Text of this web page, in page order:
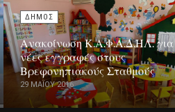
ΔΗΜΟΣ
Ανακοίνωση Κ.Α.Φ.Α.Δ.ΗΛ. για
νέες εγγραφές στους
Βρεφονηπιακούς Σταθμούς
29 ΜΑΪ́ΟΥ 2016